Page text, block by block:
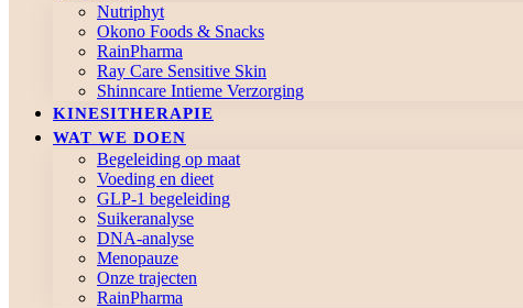
Nutriphyt
Okono Foods & Snacks
RainPharma
Ray Care Sensitive Skin
Shinncare Intieme Verzorging
KINESITHERAPIE
WAT WE DOEN
Begeleiding op maat
Voeding en dieet
GLP-1 begeleiding
Suikeranalyse
DNA-analyse
Menopauze
Onze trajecten
RainPharma